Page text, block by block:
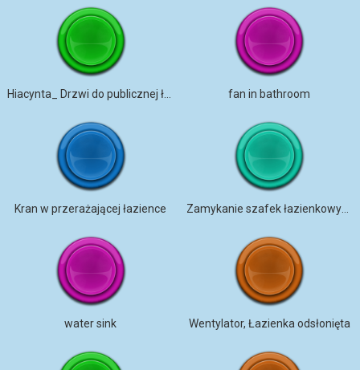
Hiacynta_ Drzwi do publicznej łazienki fan in bathroom
Kran w przerażającej łazience Zamykanie szafek łazienkowych
water sink Wentylator, Łazienka odsłonięta